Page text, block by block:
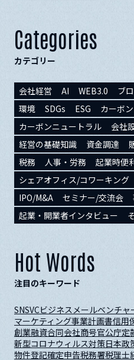
Categories
カテゴリー
会社経営 AI WEB3.0 ブ
環境
SDGs ESG
カーボ
カーボンニュートラル
会社
経営の基礎知識
資金調達
税務
人事・労務
起業時便
シェアオフィス/コワーキング
IPO/M&A
セミナー/交流会
起業・開業者インタビュー
Hot Words
注目のキーワード
SNSVCビジネスメールベンチャ
マーケティング事業計画書信用
創業融資合同会社商号官公庁定
新型コロナウィルス対策日本政
物件登記確定申告税務署税理士